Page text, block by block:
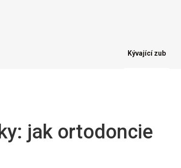
Kývající zub
jak ortodoncie